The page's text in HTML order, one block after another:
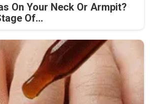
On Your Neck Or Armpit?
Of...